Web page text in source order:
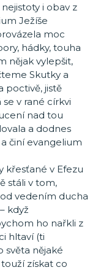
i obav z
Ježíše
moc
hádky, touha
nějak vylepšit,
Skutky a
poctivě, jistě
v rané církvi
nad tou
a dodnes
činí evangelium
křesťané v Efezu
stáli v tom,
vedením ducha
když
ho nařkli z
hltaví (ti
světa nějaké
získat co